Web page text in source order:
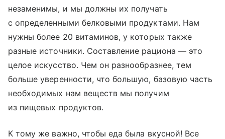
незаменимы, и мы должны их получать
с определенными белковыми продуктами. Нам
нужны более 20 витаминов, у которых также
разные источники. Составление рациона — это
целое искусство. Чем он разнообразнее, тем
больше уверенности, что большую, базовую часть
необходимых нам веществ мы получим
из пищевых продуктов.
К тому же важно, чтобы еда была вкусной! Все